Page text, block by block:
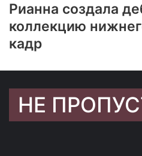
Рианна создала
коллекцию
кадр
НЕ